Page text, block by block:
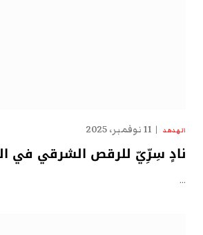
الهدهد 11 نوفمبر، 2025
نادٍ سِرِّيّ للرقص الشرقي في
…